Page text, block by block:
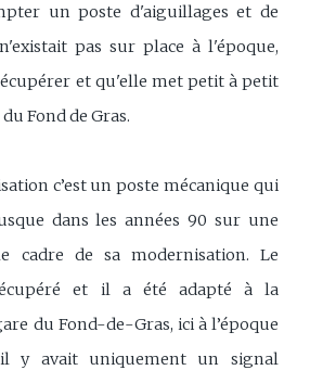
un poste d'aiguillages et de
pas sur place à l'époque,
et qu'elle met petit à petit
Fond de Gras.
c’est un poste mécanique qui
dans les années 90 sur une
cadre de sa modernisation. Le
et il a été adapté à la
du Fond-de-Gras, ici à l’époque
il y avait uniquement un signal